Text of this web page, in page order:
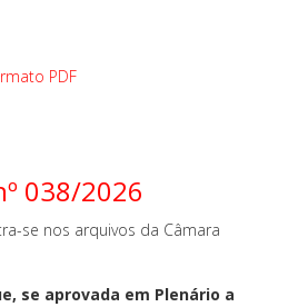
PDF
038/2026
se nos arquivos da Câmara
se aprovada em Plenário a